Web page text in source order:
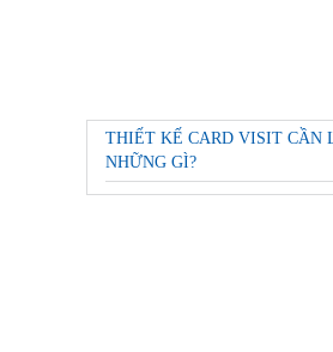
THIẾT KẾ CARD VISIT CẦN
NHỮNG GÌ?